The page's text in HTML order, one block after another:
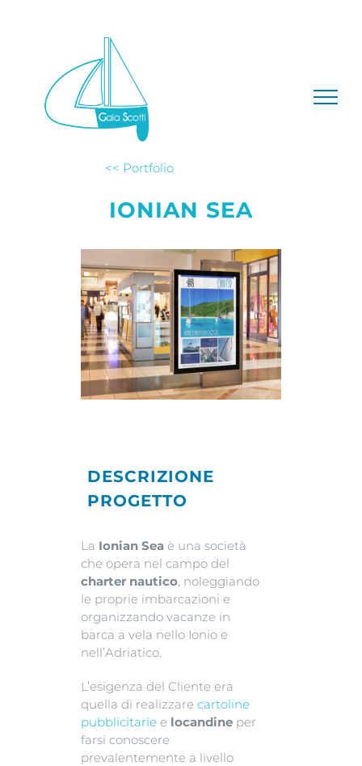
<< Portfolio
IONIAN SEA
DESCRIZIONE
PROGETTO
La Ionian Sea è una società
che opera nel campo del
charter nautico, noleggiando
le proprie imbarcazioni e
organizzando vacanze in
barca a vela nello Ionio e
nell’Adriatico.
L’esigenza del Cliente era
quella di realizzare cartoline
pubblicitarie e locandine per
farsi conoscere
prevalentemente a livello